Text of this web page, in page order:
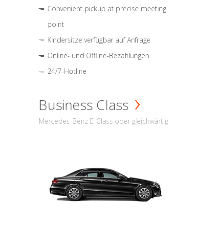
Convenient pickup at precise meeting
point
Kindersitze verfügbar auf Anfrage
Online- und Offline-Bezahlungen
24/7-Hotline
Business Class
Mercedes-Benz E-Class oder gleichwärtig